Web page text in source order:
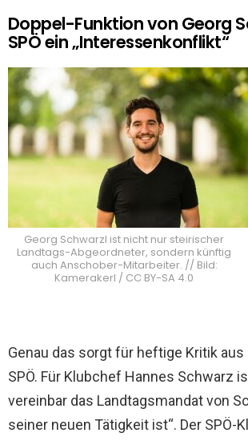
Doppel-Funktion von Georg
SPÖ ein „Interessenkonflikt“
Georg Schwarzl ist nicht nur steirischer
Landtags-Abgeordneter, sondern künftig
auch Anschober-Mitarbeiter. // Bild:
Kamerakerl / CC BY-SA 4.0
Genau das sorgt für heftige Kritik aus
SPÖ. Für Klubchef Hannes Schwarz
vereinbar das Landtagsmandat von
seiner neuen Tätigkeit ist“. Der SPÖ-